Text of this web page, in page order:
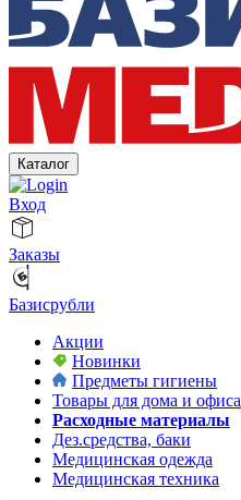
Каталог
Вход
Заказы
Базисрубли
Акции
Новинки
Предметы гигиены
Товары для дома и офиса
Расходные материалы
Дез.средства, баки
Медицинская одежда
Медицинская техника